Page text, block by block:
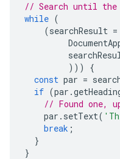
// Search until the
while (
(searchResult =
)))
{
const par =
if (par .
// Found one,
par . setText(
break ;
}
}